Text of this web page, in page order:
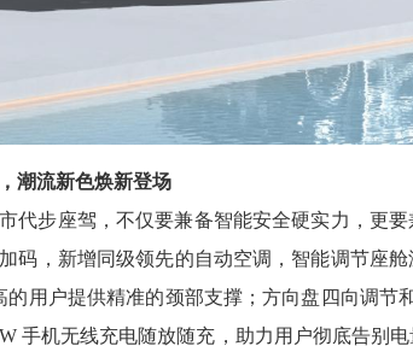
潮流新色焕新登场
代步座驾，不仅要兼备智能安全硬实力，更
码，新增同级领先的自动空调，智能调节座
的用户提供精准的颈部支撑；方向盘四向调节
手机无线充电随放随充，助力用户彻底告别